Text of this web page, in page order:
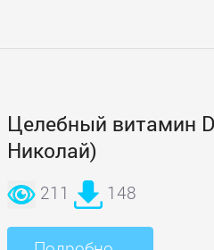
Целебный витамин
Николай)
211 148